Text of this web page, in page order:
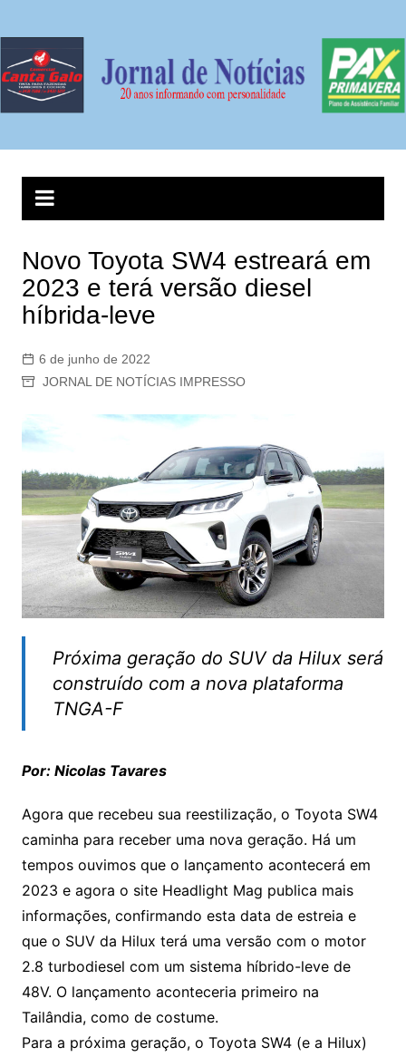
conteúdo
Novo Toyota SW4 estreará em
2023 e terá versão diesel
híbrida-leve
6 de junho de 2022
JORNAL DE NOTÍCIAS IMPRESSO
Próxima geração do SUV da Hilux será
construído com a nova plataforma
TNGA-F
Por: Nicolas Tavares
Agora que recebeu sua reestilização, o Toyota SW4
caminha para receber uma nova geração. Há um
tempos ouvimos que o lançamento acontecerá em
2023 e agora o site Headlight Mag publica mais
informações, confirmando esta data de estreia e
que o SUV da Hilux terá uma versão com o motor
2.8 turbodiesel com um sistema híbrido-leve de
48V. O lançamento aconteceria primeiro na
Tailândia, como de costume.
Para a próxima geração, o Toyota SW4 (e a Hilux)